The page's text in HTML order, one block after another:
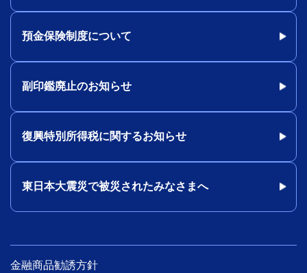
預金保険制度について
副印鑑廃止のお知らせ
復興特別所得税に関するお知らせ
東日本大震災で被災されたみなさまへ
金融商品勧誘方針